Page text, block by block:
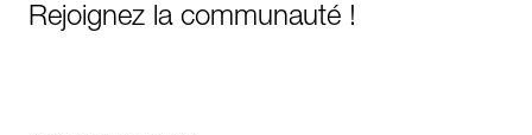
Rejoignez la communauté !